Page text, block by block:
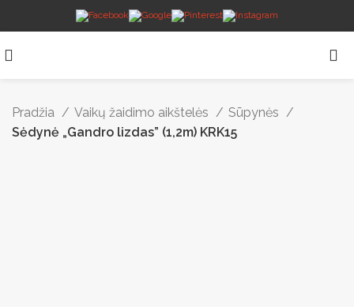
Pradžia Vaikų žaidimo aikštelės
Sūpynės
Sėdynė „Gandro lizdas” (1,2m) KRK15